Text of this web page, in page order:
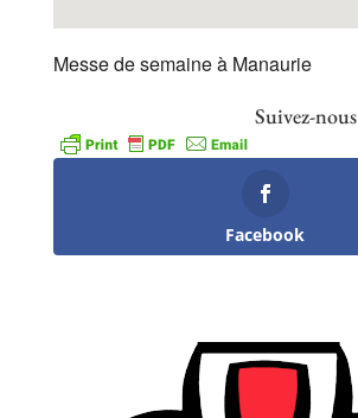
Messe de semaine à Manaurie
Suivez-nous
Facebook